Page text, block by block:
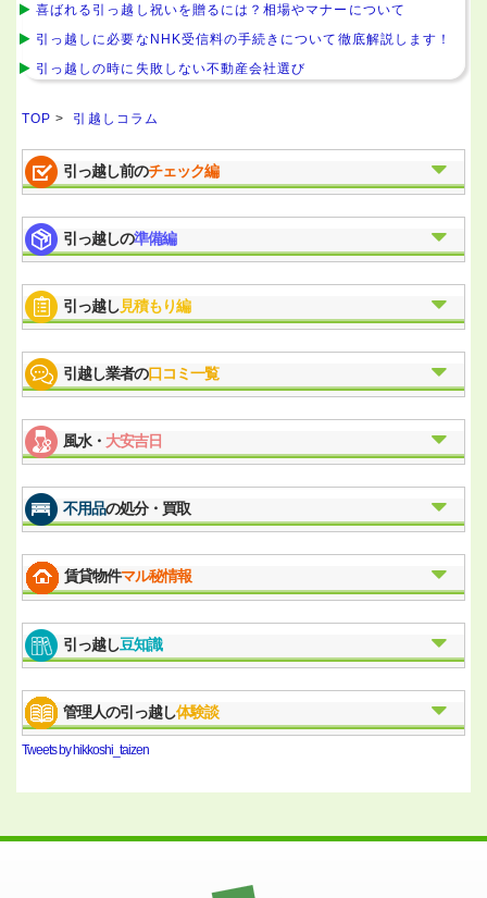
喜ばれる引っ越し祝いを贈るには？相場やマナーについて
引っ越しに必要なNHK受信料の手続きについて徹底解説します！
引っ越しの時に失敗しない不動産会社選び
TOP > 引越しコラム
引っ越し前のチェック編
引っ越しの準備編
引っ越し見積もり編
引越し業者の口コミ一覧
風水・ 大安吉日
不用品の処分・買取
賃貸物件マル秘情報
引っ越し豆知識
管理人の引っ越し体験談
Tweets by hikkoshi_taizen